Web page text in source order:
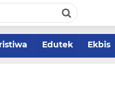
Edutek Ekbis